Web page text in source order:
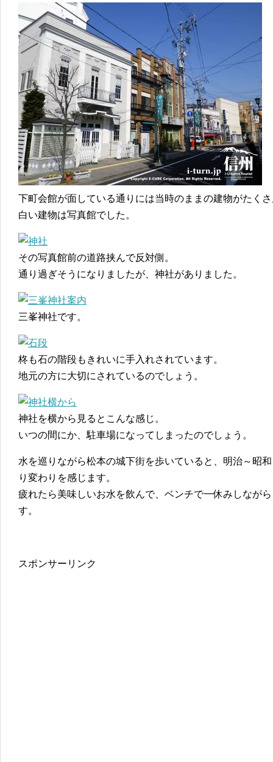
下町会館が面している通りには当時のままの建物がたく
白い建物は写真館でした。
その写真館前の道路挟んで反対側。
通り過ぎそうになりましたが、神社がありました。
三峯神社です。
柊も石の階段もきれいに手入れされています。
地元の方に大切にされているのでしょう。
神社を横から見るとこんな感じ。
いつの間にか、駐車場になってしまったのでしょう。
水を巡りながら松本の城下街を歩いていると、明治～昭
り変わりを感じます。
疲れたら美味しいお水を飲んで、ベンチで一休みしなが
す。
スポンサーリンク